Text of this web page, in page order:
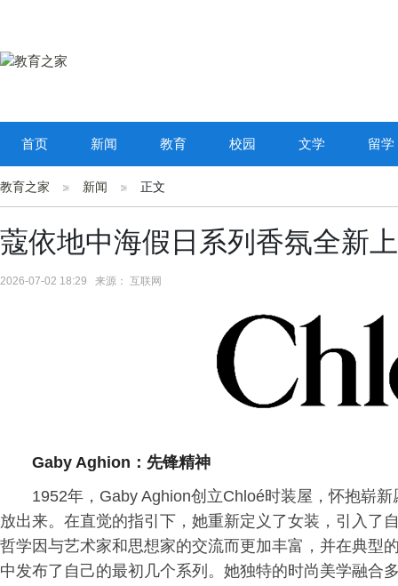
首页 新闻 教育 校园 文学 留学
教育之家 新闻 正文
蔻依地中海假日系列香氛全新
2026-07-02 18:29 来源： 互联网
Gaby Aghion：先锋精神
1952年，Gaby Aghion创立Chloé时装屋，怀抱崭
放出来。在直觉的指引下，她重新定义了女装，引入了
哲学因与艺术家和思想家的交流而更加丰富，并在典
中发布了自己的最初几个系列。她独特的时尚美学融合